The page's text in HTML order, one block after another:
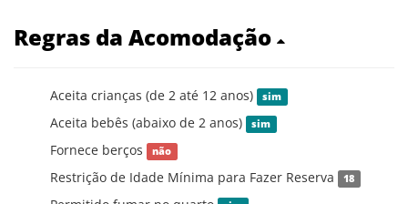
Regras da Acomodação
Aceita crianças (de 2 até 12 anos) sim
Aceita bebês (abaixo de 2 anos) sim
Fornece berços não
Restrição de Idade Mínima para Fazer Reserva 18